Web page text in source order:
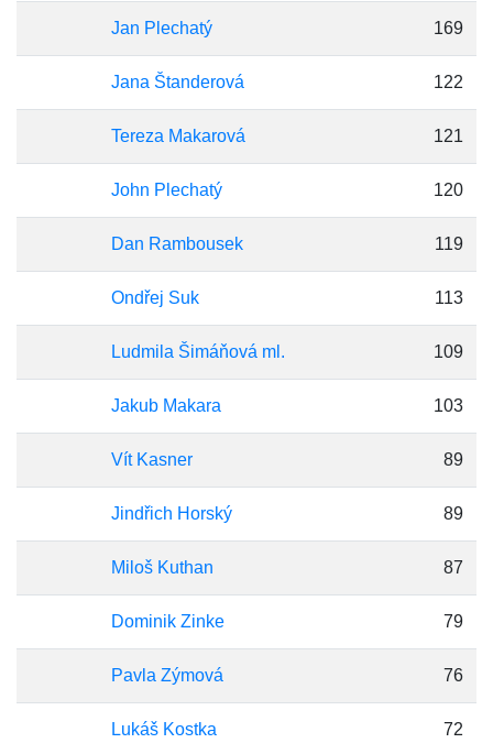
Jan Plechatý 169
Jana Štanderová 122
Tereza Makarová 121
John Plechatý 120
Dan Rambousek 119
Ondřej Suk 113
Ludmila Šimáňová ml. 109
Jakub Makara 103
Vít Kasner 89
Jindřich Horský 89
Miloš Kuthan 87
Dominik Zinke 79
Pavla Zýmová 76
Lukáš Kostka 72